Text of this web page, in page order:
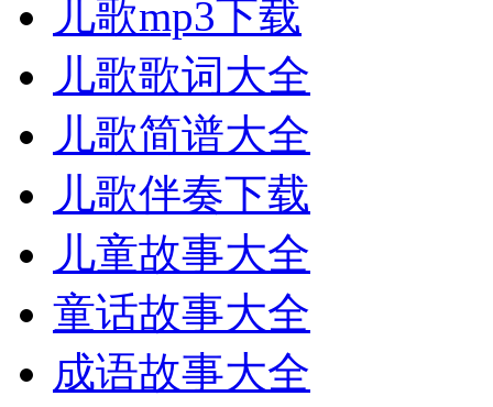
儿歌mp3下载
儿歌歌词大全
儿歌简谱大全
儿歌伴奏下载
儿童故事大全
童话故事大全
成语故事大全